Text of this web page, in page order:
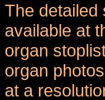
The detailed
available at
organ
organ photos
at a